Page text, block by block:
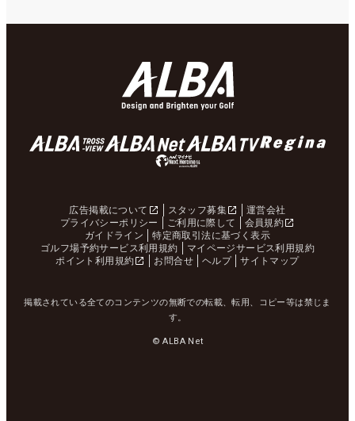
広告掲載について スタッフ募集
運営会社
プライバシーポリシー
ご利用に際して
会員規約
ガイドライン
特定商取引法に基づく表示
ゴルフ場予約サービス利用規約
マイページサービス利用規約
ポイント利用規約
お問合せ ヘルプ サイトマップ
掲載されている全てのコンテンツの無断での転載、転用、コピー等は禁じま
す。
© ALBA Net